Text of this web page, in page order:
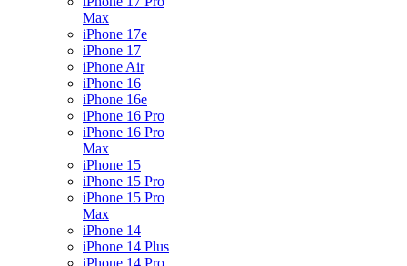
Max
iPhone 17e
iPhone 17
iPhone Air
iPhone 16
iPhone 16e
iPhone 16 Pro
iPhone 16 Pro
Max
iPhone 15
iPhone 15 Pro
iPhone 15 Pro
Max
iPhone 14
iPhone 14 Plus
iPhone 14 Pro